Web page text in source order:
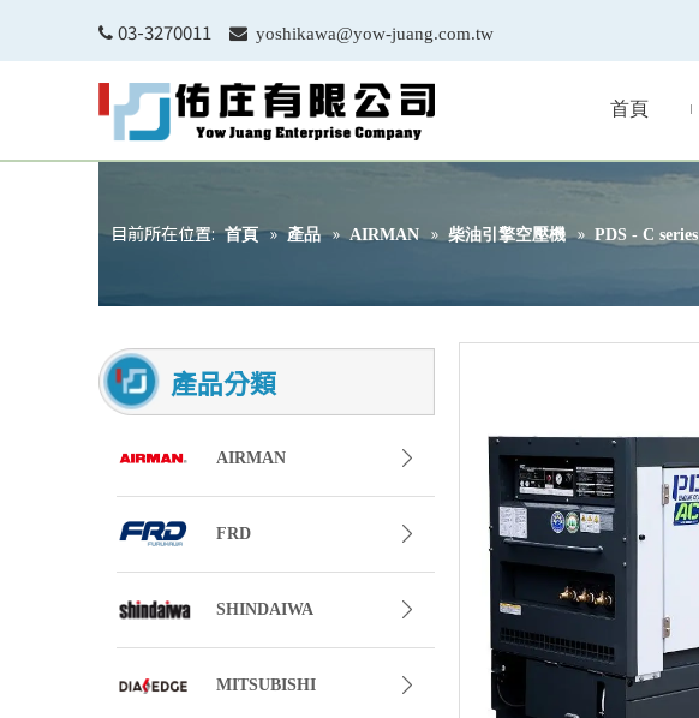
 03-3270011  yoshikawa@yow-juang.com.tw
首頁
目前所在位置: 首頁 » 產品 » AIRMAN » 柴油引擎空壓機 » PDS - C series
產品分類
AIRMAN
FRD
SHINDAIWA
MITSUBISHI